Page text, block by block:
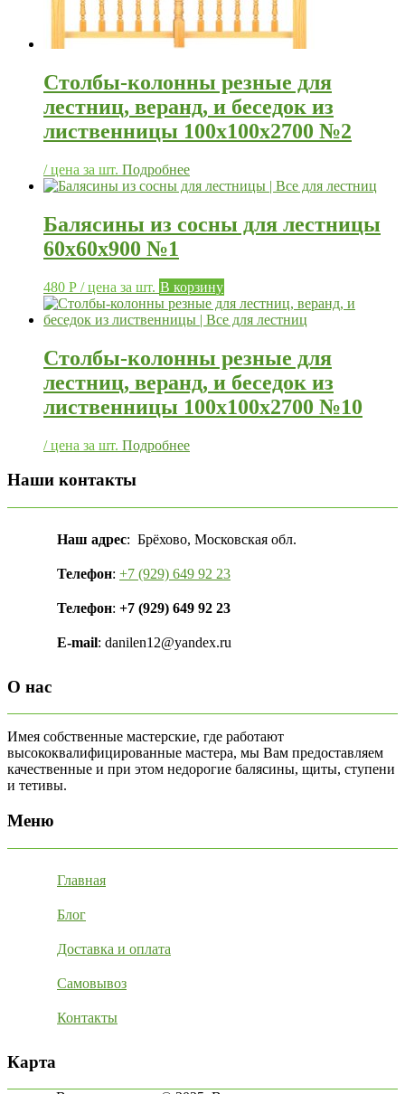
Столбы-колонны резные для
лестниц, веранд, и беседок из
лиственницы 100х100х2700 №2
/ цена за шт. Подробнее
Балясины из сосны для лестницы
60х60х900 №1
480 Р / цена за шт. В корзину
Столбы-колонны резные для
лестниц, веранд, и беседок из
лиственницы 100х100х2700 №10
/ цена за шт. Подробнее
Наши контакты
Наш адрес: Брёхово, Московская обл.
Телефон: +7 (929) 649 92 23
Телефон: +7 (929) 649 92 23
E-mail: danilen12@yandex.ru
О нас
Имея собственные мастерские, где работают
высококвалифицированные мастера, мы Вам предоставляем
качественные и при этом недорогие балясины, щиты, ступени
и тетивы.
Меню
Главная
Блог
Доставка и оплата
Самовывоз
Контакты
Карта